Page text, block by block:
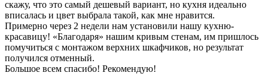
скажу, что это самый дешевый вариант, но кухня идеально
вписалась и цвет выбрала такой, как мне нравится.
Примерно через 2 недели нам установили нашу кухню-
красавицу! «Благодаря» нашим кривым стенам, им пришлось
помучиться с монтажом верхних шкафчиков, но результат
получился отменный.
Большое всем спасибо! Рекомендую!